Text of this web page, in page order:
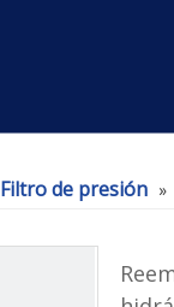
Filtro de presión »